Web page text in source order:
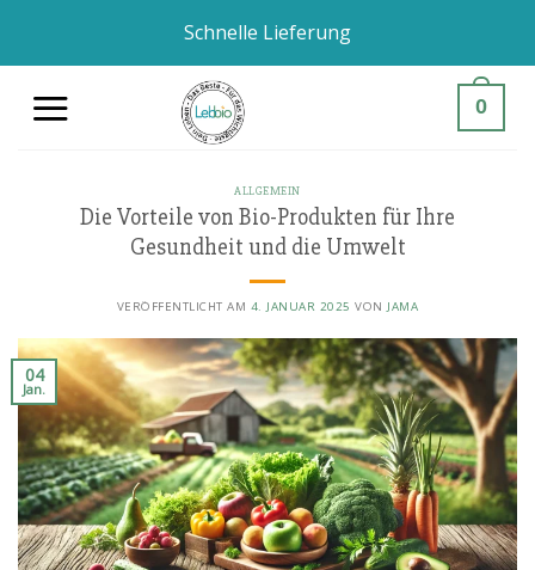
springen
Schnelle Lieferung
0
ALLGEMEIN
Die Vorteile von Bio-Produkten für Ihre
Gesundheit und die Umwelt
VERÖFFENTLICHT AM 4. JANUAR 2025 VON JAMA
04
Jan.